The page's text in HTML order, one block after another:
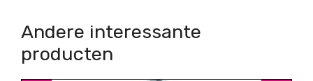
Andere interessante
producten